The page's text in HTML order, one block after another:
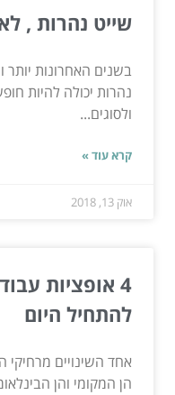
שייט נהרות ,
בשנים האחרונות יותר
נהרות יכולה להיות
ולסוגים...
קרא עוד »
אוק 13, 2018
4 אופציות
להתחיל היום
אחד השינויים
הן המקומי והן